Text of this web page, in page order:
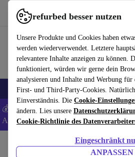
refurbed besser nutzen
Unsere Produkte und Cookies haben
werden wiederverwendet. Letztere
relevantere Inhalte anzeigen zu können.
funktioniert, würden wir gerne dein
analysieren und Inhalte und Werbung
First- und Third-Party-Cookies.
Einverständnis. Die Cookie-
ändern. Lies unsere
Cookie-Richtlinie des
Eingeschränkt
ANPASSEN
refurbed schnell und einfach nutzen
🎒 Back to school Handys Laptops
💰 Extra -5% auf Samsung- und Google-
ANDROID5 -AGB
Zubehör Computer Zubehör